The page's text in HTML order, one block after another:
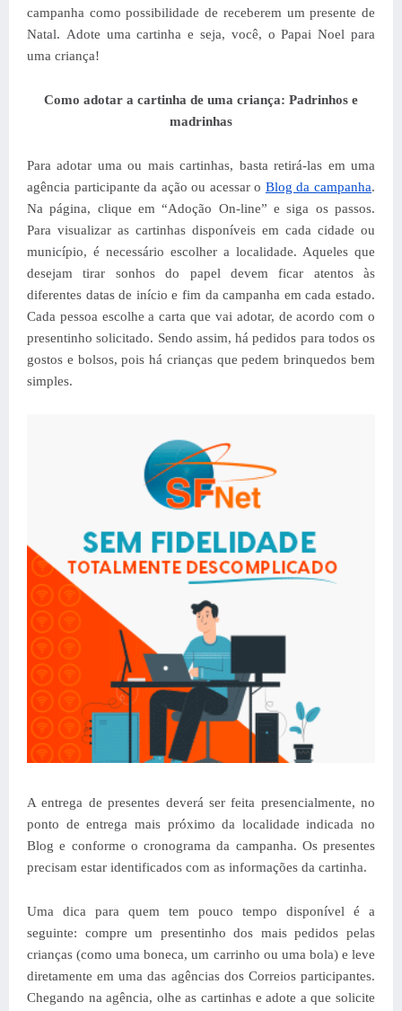
campanha como possibilidade de receberem um presente de
Natal. Adote uma cartinha e seja, você, o Papai Noel para
uma criança!
Como adotar a cartinha de uma criança: Padrinhos e
madrinhas
Para adotar uma ou mais cartinhas, basta retirá-las em uma
agência participante da ação ou acessar o Blog da campanha.
Na página, clique em “Adoção On-line” e siga os passos.
Para visualizar as cartinhas disponíveis em cada cidade ou
município, é necessário escolher a localidade. Aqueles que
desejam tirar sonhos do papel devem ficar atentos às
diferentes datas de início e fim da campanha em cada estado.
Cada pessoa escolhe a carta que vai adotar, de acordo com o
presentinho solicitado. Sendo assim, há pedidos para todos os
gostos e bolsos, pois há crianças que pedem brinquedos bem
simples.
A entrega de presentes deverá ser feita presencialmente, no
ponto de entrega mais próximo da localidade indicada no
Blog e conforme o cronograma da campanha. Os presentes
precisam estar identificados com as informações da cartinha.
Uma dica para quem tem pouco tempo disponível é a
seguinte: compre um presentinho dos mais pedidos pelas
crianças (como uma boneca, um carrinho ou uma bola) e leve
diretamente em uma das agências dos Correios participantes.
Chegando na agência, olhe as cartinhas e adote a que solicite